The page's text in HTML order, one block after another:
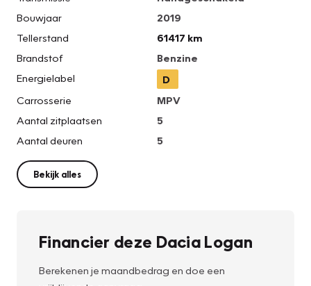
Bouwjaar
2019
Tellerstand
61417 km
Brandstof
Benzine
Energielabel
D
Carrosserie
MPV
Aantal zitplaatsen
5
Aantal deuren
5
Bekijk alles
Financier deze Dacia Logan
Berekenen je maandbedrag en doe een